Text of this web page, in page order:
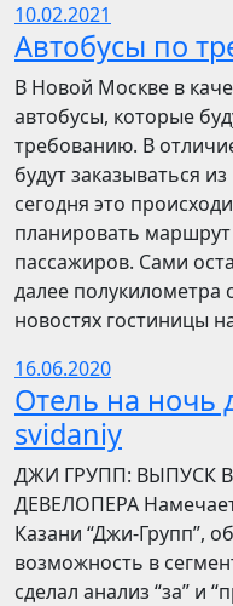
10.02.2021
Автобусы по
В Новой Москве в
автобусы, которые
требованию. В
будут заказываться
сегодня это
планировать маршрут
пассажиров. Сами
далее полукилометра
новостях гостиницы
16.06.2020
Отель на ночь
svidaniy
​​ДЖИ ГРУПП: ВЫПУСК
ДЕВЕЛОПЕРА
Казани “Джи-Групп”,
возможность в
сделал анализ “за” и